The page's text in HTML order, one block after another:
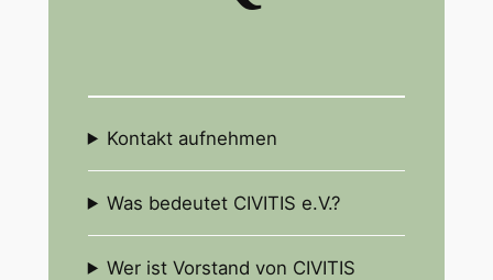
Kontakt aufnehmen
Was bedeutet CIVITIS e.V.?
Wer ist Vorstand von CIVITIS